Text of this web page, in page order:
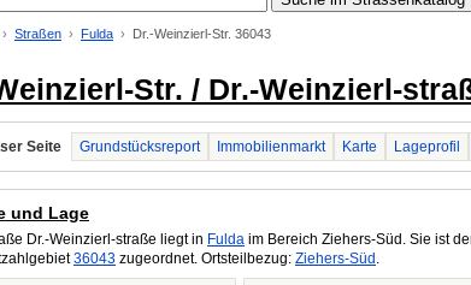
Straßen Fulda Dr.-Weinzierl-Str. 36043
Str. / Dr.-Weinzierl-
Seite Grundstücksreport Immobilienmarkt Karte Lageprofil
und Lage
Dr.-Weinzierl-straße liegt in Fulda im Bereich Ziehers-Süd. Sie ist
36043 zugeordnet. Ortsteilbezug: Ziehers-Süd .